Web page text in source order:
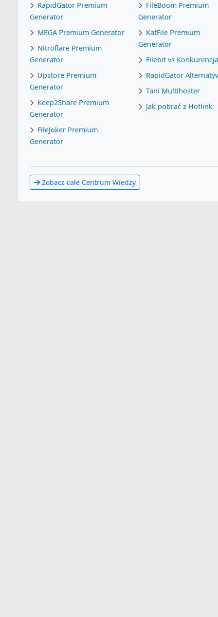
RapidGator Premium
Generator
MEGA Premium Generator
Nitroflare Premium
Generator
Upstore Premium
Generator
Keep2Share Premium
Generator
FileJoker Premium
Generator
FileBoom Premium
Generator
KatFile Premium
Generator
Filebit vs
RapidGator
Tani Multihoster
Jak pobrać z Hotlink
Zobacz całe Centrum Wiedzy